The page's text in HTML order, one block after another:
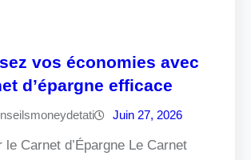
vos économies avec
d’épargne efficace
Juin 27, 2026
Carnet d’Épargne Le Carnet